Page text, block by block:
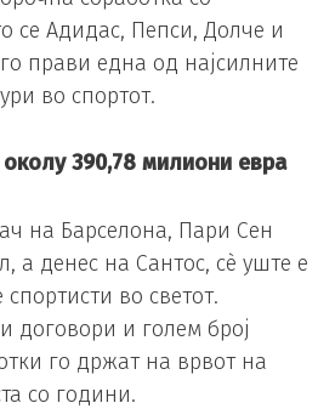
се Адидас, Пепси, Долче и
прави една од најсилните
во спортот.
390,78 милиони евра
на Барселона, Пари Сен
а денес на Сантос, сè уште е
во светот.
договори и голем број
го држат на врвот на
со години.